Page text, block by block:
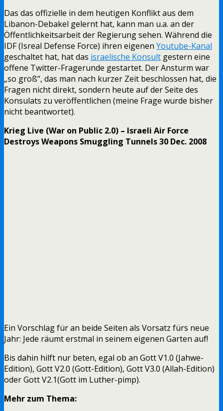
Das das offizielle in dem heutigen Konflikt aus dem
Libanon-Debakel gelernt hat, kann man u.a. an der
Öffentlichkeitsarbeit der Regierung sehen. Während die
IDF (Isreal Defense Force) ihren eigenen Youtube-Kanal
geschaltet hat, hat das israelische Konsult gestern eine
offene Twitter-Fragerunde gestartet. Der Ansturm war
„so groß“, das man nach kurzer Zeit beschlossen hat, die
Fragen nicht direkt, sondern heute auf der Seite des
Konsulats zu veröffentlichen (meine Frage wurde bisher
nicht beantwortet).
Krieg Live (War on Public 2.0) – Israeli Air Force
Destroys Weapons Smuggling Tunnels 30 Dec. 2008
Ein Vorschlag für an beide Seiten als Vorsatz fürs neue
Jahr: Jede räumt erstmal in seinem eigenen Garten auf!
Bis dahin hilft nur beten, egal ob an Gott V1.0 (Jahwe-
Edition), Gott V2.0 (Gott-Edition), Gott V3.0 (Allah-Edition)
oder Gott V2.1(Gott im Luther-pimp).
Mehr zum Thema: